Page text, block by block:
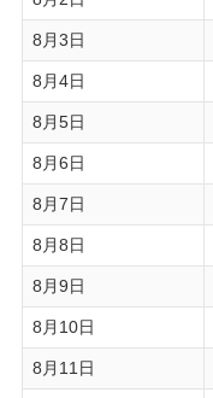
8月3日
8月4日
8月5日
8月6日
8月7日
8月8日
8月9日
8月10日
8月11日